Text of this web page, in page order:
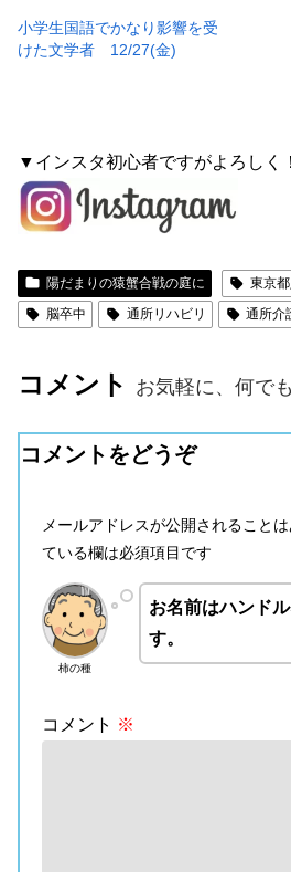
小学生国語でかなり影響を受
けた文学者 12/27(金)
▼インスタ初心者ですがよろしく！
陽だまりの猿蟹合戦の庭に 東京
脳卒中
通所リハビリ 通所介
コメント お気軽に、何で
コメントをどうぞ
メールアドレスが公開されることは
ている欄は必須項目です
柿の種
お名前はハンド
す。
コメント ※